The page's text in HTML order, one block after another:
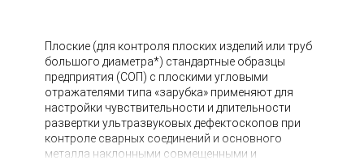
Плоские (для контроля плоских изделий или труб
большого диаметра*) стандартные образцы
предприятия (СОП) с плоскими угловыми
отражателями типа «зарубка» применяют для
настройки чувствительности и длительности
развертки ультразвуковых дефектоскопов при
контроле сварных соединений и основного
металла наклонными совмещенными и